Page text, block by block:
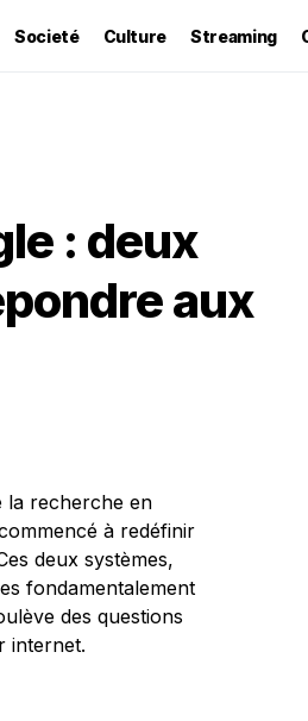
Societé Culture Streaming
: deux
aux
la recherche en
à redéfinir
deux systèmes,
fondamentalement
des questions
internet.